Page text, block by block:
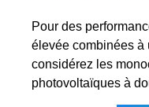
Pour des
élevée combinées à
considérez les
photovoltaïques à